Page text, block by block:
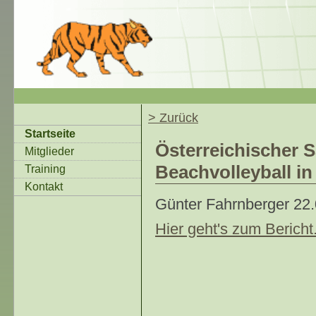
Startseite
Mitglieder
Training
Kontakt
> Zurück
Österreichischer
Beachvolleyball
Günter Fahrnberger
Hier geht's zum